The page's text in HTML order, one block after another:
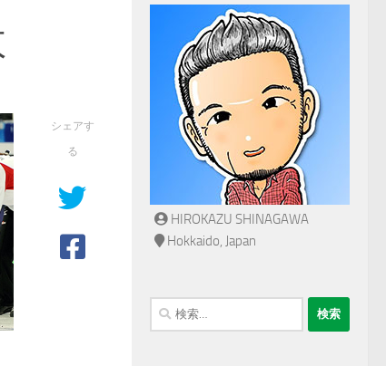
シェアす
る
HIROKAZU SHINAGAWA
Hokkaido, Japan
検
索: